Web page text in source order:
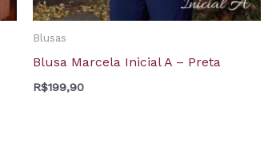
Blusas
Blusa Marcela Inicial A – Preta
R$199,90